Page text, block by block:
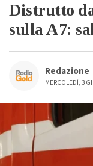
Distrutto
sulla A7:
Redazione
MERCOLEDÌ, 3